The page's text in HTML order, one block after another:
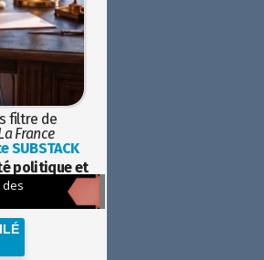
filtre de
France
SUBSTACK
politique et
vue de